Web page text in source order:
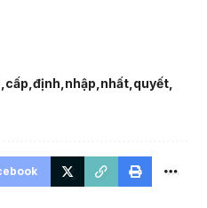
cấp định nhập nhất quyết